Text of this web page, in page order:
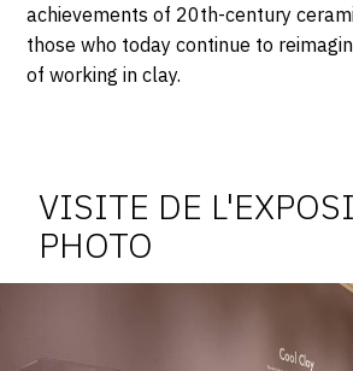
achievements of 20th-century
those who today continue to
of working in clay.
l'exposition
VISITE DE
PHOTO